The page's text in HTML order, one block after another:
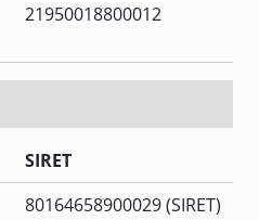
21950018800012
SIRET
80164658900029 (SIRET)